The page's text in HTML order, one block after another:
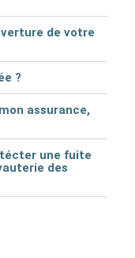
de votre
?
assurance,
une fuite
des